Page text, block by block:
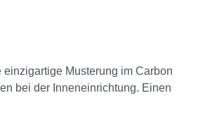
Musterung im Carbon
bei der Inneneinrichtung. Einen